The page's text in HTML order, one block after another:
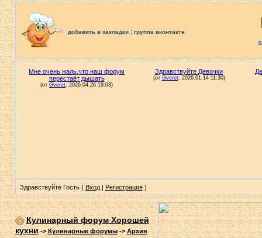
добавить в закладки: группа вконтакте
Здравствуйте Гость ( Вход| Регистрация)
Кулинарный форум Хорошей
кухни->Кулинарные форумы->Архив